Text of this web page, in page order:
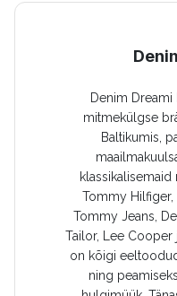
Denim
mitmekülgse
Baltikumis,
klassikalisemaid
Tommy Hilfiger,
Tommy Jeans,
Tailor, Lee Cooper
on kõigi
ning